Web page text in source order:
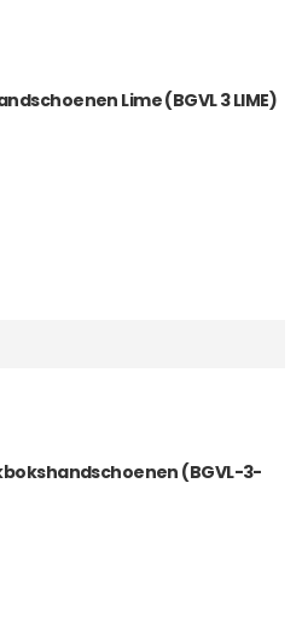
Lime (BGVL 3 LIME)
(BGVL-3-